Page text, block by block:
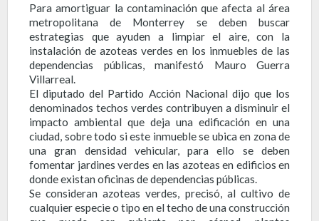
Para amortiguar la contaminación que afecta al área
metropolitana de Monterrey se deben buscar
estrategias que ayuden a limpiar el aire, con la
instalación de azoteas verdes en los inmuebles de las
dependencias públicas, manifestó Mauro Guerra
Villarreal.
El diputado del Partido Acción Nacional dijo que los
denominados techos verdes contribuyen a disminuir el
impacto ambiental que deja una edificación en una
ciudad, sobre todo si este inmueble se ubica en zona de
una gran densidad vehicular, para ello se deben
fomentar jardines verdes en las azoteas en edificios en
donde existan oficinas de dependencias públicas.
Se consideran azoteas verdes, precisó, al cultivo de
cualquier especie o tipo en el techo de una construcción